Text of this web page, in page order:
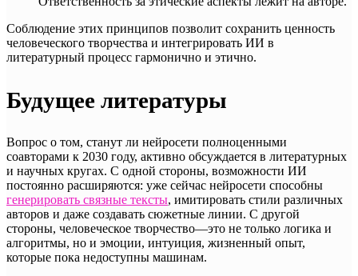
Соблюдение этих принципов позволит сохранить ценность
человеческого творчества и интегрировать ИИ в
литературный процесс гармонично и этично.
Будущее литературы
Вопрос о том, станут ли нейросети полноценными
соавторами к 2030 году, активно обсуждается в литературных
и научных кругах. С одной стороны, возможности ИИ
постоянно расширяются: уже сейчас нейросети способны
генерировать связные тексты, имитировать стили различных
авторов и даже создавать сюжетные линии. С другой
стороны, человеческое творчество—это не только логика и
алгоритмы, но и эмоции, интуиция, жизненный опыт,
которые пока недоступны машинам.